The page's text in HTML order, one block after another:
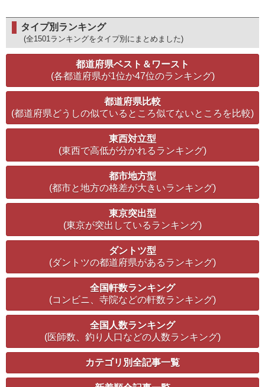
タイプ別ランキング
(全1501ランキングをタイプ別にまとめました)
都道府県ベスト＆ワースト
(各都道府県が1位か47位のランキング)
都道府県比較
(都道府県どうしの似ているところ似てないところを比較)
東西対立型
(東西で高低が分かれるランキング)
都市地方型
(都市と地方の格差が大きいランキング)
東京突出型
(東京が突出しているランキング)
ダントツ型
(ダントツの都道府県があるランキング)
全国軒数ランキング
(コンビニ、寺院などの軒数ランキング)
全国人数ランキング
(医師数、釣り人口などの人数ランキング)
カテゴリ別全記事一覧